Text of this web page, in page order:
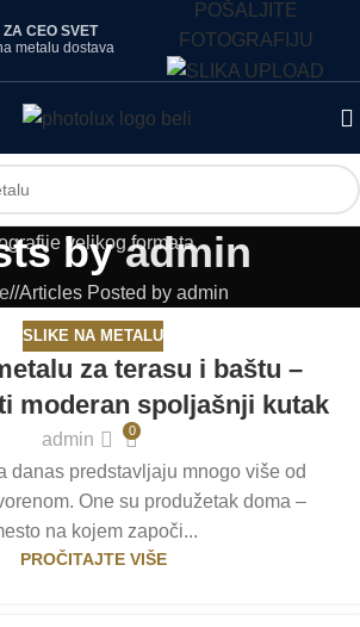
CEO SVET
POŠALJITE
FOTOGRAFIJU
byadmin
/ Articles Posted by admin
SLIKE NA METALU
za terasu i baštu –
moderan spoljašnji kutak
admin 0
danas predstavljaju mnogo više od
One su produžetak doma –
na kojem započi...
PROČITAJTE VIŠE